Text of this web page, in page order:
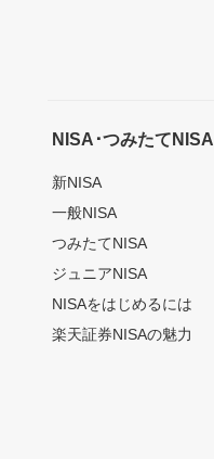
NISA･つみたてNISA
新NISA
一般NISA
つみたてNISA
ジュニアNISA
NISAをはじめるには
楽天証券NISAの魅力